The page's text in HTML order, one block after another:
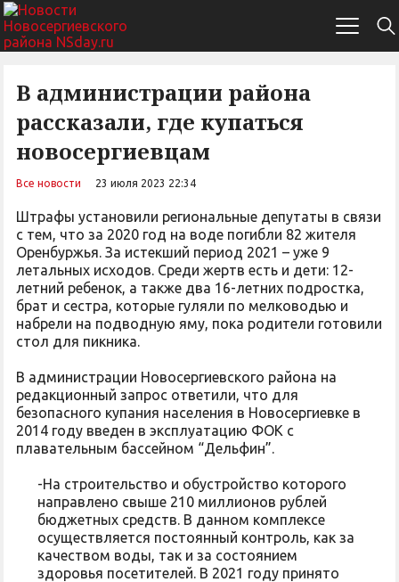
В администрации района
рассказали, где купаться
новосергиевцам
Все новости 23 июля 2023 22:34
Штрафы установили региональные депутаты в связи
с тем, что за 2020 год на воде погибли 82 жителя
Оренбуржья. За истекший период 2021 – уже 9
летальных исходов. Среди жертв есть и дети: 12-
летний ребенок, а также два 16-летних подростка,
брат и сестра, которые гуляли по мелководью и
набрели на подводную яму, пока родители готовили
стол для пикника.
В администрации Новосергиевского района на
редакционный запрос ответили, что для
безопасного купания населения в Новосергиевке в
2014 году введен в эксплуатацию ФОК с
плавательным бассейном “Дельфин”.
-На строительство и обустройство которого
направлено свыше 210 миллионов рублей
бюджетных средств. В данном комплексе
осуществляется постоянный контроль, как за
качеством воды, так и за состоянием
здоровья посетителей. В 2021 году принято